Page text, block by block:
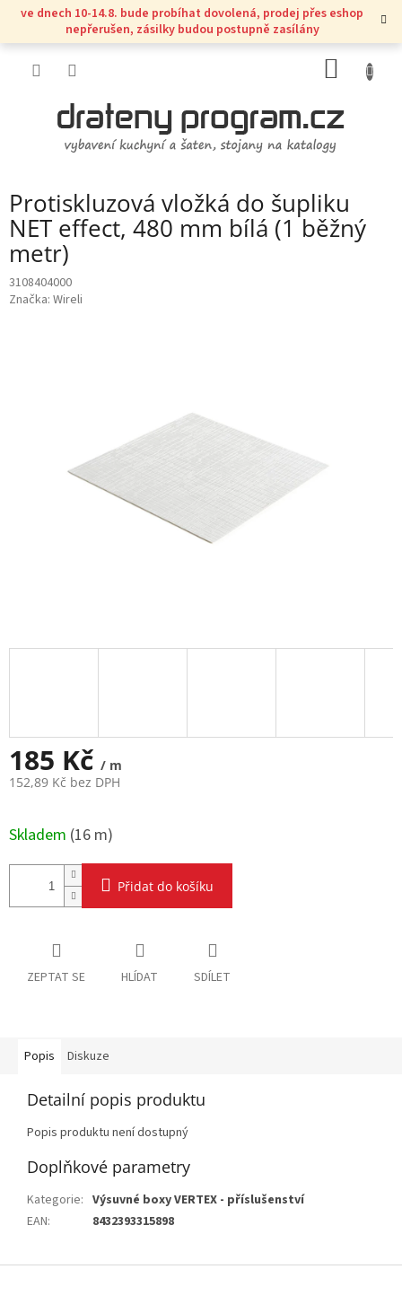
Přejít
obsah
ve dnech 10-14.8. bude probíhat dovolená, prodej přes eshop
nepřerušen, zásilky budou postupně zasílány
KOŠÍK
Protiskluzová vložká do šupliku
NET effect, 480 mm bílá (1 běžný
metr)
3108404000
Značka: Wireli
185 Kč / m
152,89 Kč bez DPH
cena:
Skladem (16 m)
Přidat do košíku
ZEPTAT SE HLÍDAT SDÍLET
Popis Diskuze
Detailní popis produktu
Popis produktu není dostupný
Doplňkové parametry
Kategorie: Výsuvné boxy VERTEX - příslušenství
EAN: 8432393315898
Z